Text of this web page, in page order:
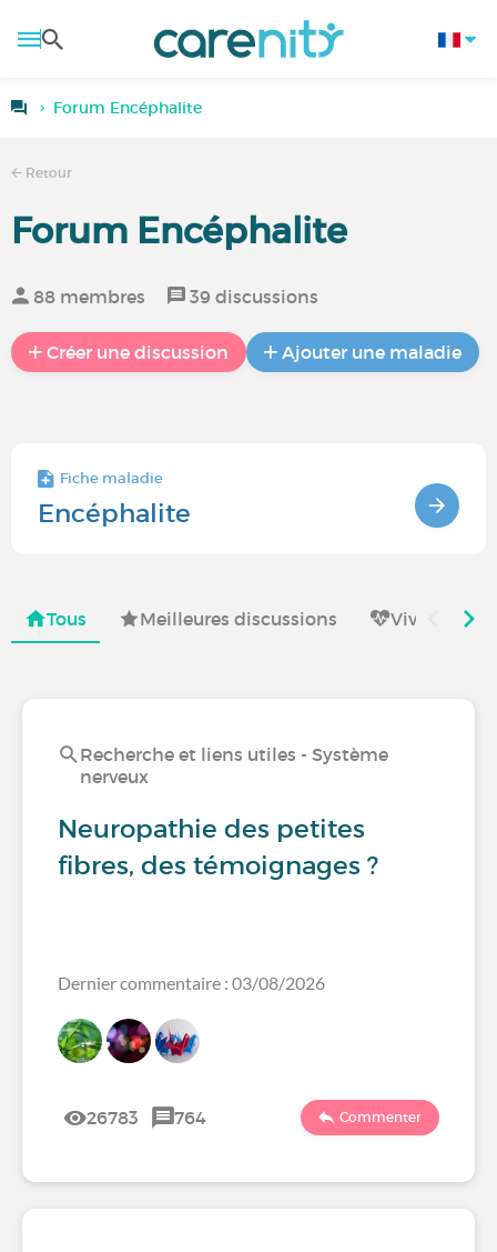
Forum Encéphalite
Retour
Forum Encéphalite
88 membres 39 discussions
Créer une discussion Ajouter une maladie
Fiche maladie
Encéphalite
Tous Meilleures discussions Vivre avec
Recherche et liens utiles - Système
nerveux
Neuropathie des petites
fibres, des témoignages ?
Dernier commentaire : 03/08/2026
26783 764 Commenter